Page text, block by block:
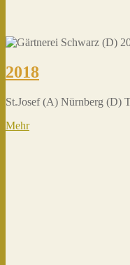
2018
St.Josef (A) Nürnberg (D)
Mehr